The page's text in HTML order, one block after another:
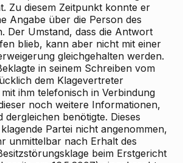
Zu diesem Zeitpunkt konnte er
Angabe über die Person des
Der Umstand, dass die Antwort
blieb, kann aber nicht mit einer
gleichgehalten werden.
in seinem Schreiben vom
dem Klagevertreter
ihm telefonisch in Verbindung
noch weitere Informationen,
dergleichen benötigte. Dieses
Partei nicht angenommen,
unmittelbar nach Erhalt des
beim Erstgericht